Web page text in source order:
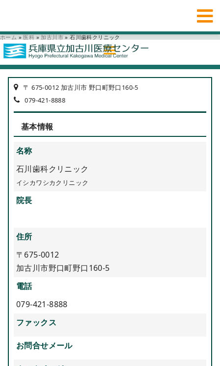
ホーム » 医科 » 加古川市 » 石川歯科クリニック
〒 675-0012 加古川市 野口町野口160-5
079-421-8888
基本情報
名称
石川歯科クリニック
イシカワシカクリニック
院長
住所
〒675-0012
加古川市野口町野口160-5
電話
079-421-8888
ファックス
お問合せメール